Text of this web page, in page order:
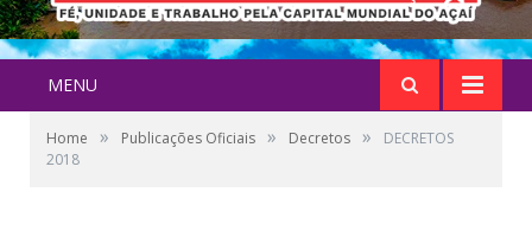
MENU
Home » Publicações Oficiais » Decretos »
DECRETOS
2018